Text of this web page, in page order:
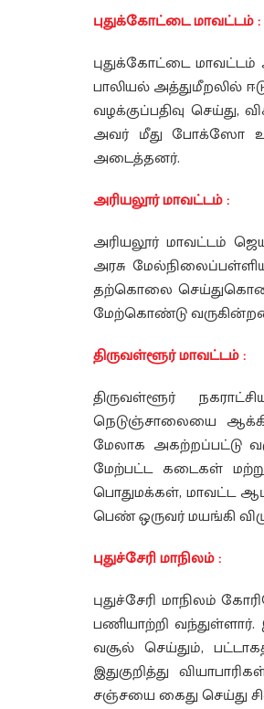
புதுக்கோட்டை மாவட்டம் :
புதுக்கோட்டை
பாலியல் அத்துமீறலில்
வழக்குப்பதிவு
அவர் மீது போக்ஸோ
அடைத்தனர்.
அரியலூர் மாவட்டம் :
அரியலூர் மாவட்டம்
அரசு
தற்கொலை
மேற்கொண்டு
திருவள்ளூர் மாவட்டம் :
திருவள்ளூர்
நெடுஞ்சாலையை
மேலாக அகற்றப்பட்டு
மேற்பட்ட கடைகள்
பொதுமக்கள், மாவட்ட
பெண் ஒருவர் மயங்கி
புதுச்சேரி மாநிலம் :
புதுச்சேரி மாநிலம்
பணியாற்றி
வசூல் செய்தும்,
இதுகுறித்து
சஞ்சயை கைது செய்து